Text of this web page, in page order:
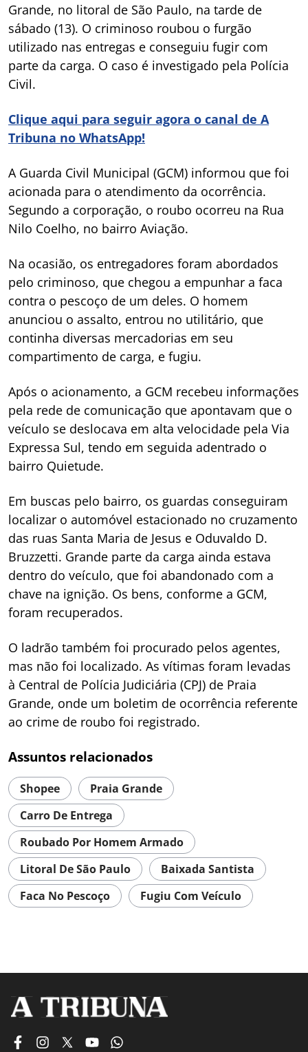
Grande, no litoral de São Paulo, na tarde de
sábado (13). O criminoso roubou o furgão
utilizado nas entregas e conseguiu fugir com
parte da carga. O caso é investigado pela Polícia
Civil.
Clique aqui para seguir agora o canal de A
Tribuna no WhatsApp!
A Guarda Civil Municipal (GCM) informou que foi
acionada para o atendimento da ocorrência.
Segundo a corporação, o roubo ocorreu na Rua
Nilo Coelho, no bairro Aviação.
Na ocasião, os entregadores foram abordados
pelo criminoso, que chegou a empunhar a faca
contra o pescoço de um deles. O homem
anunciou o assalto, entrou no utilitário, que
continha diversas mercadorias em seu
compartimento de carga, e fugiu.
Após o acionamento, a GCM recebeu informações
pela rede de comunicação que apontavam que o
veículo se deslocava em alta velocidade pela Via
Expressa Sul, tendo em seguida adentrado o
bairro Quietude.
Em buscas pelo bairro, os guardas conseguiram
localizar o automóvel estacionado no cruzamento
das ruas Santa Maria de Jesus e Oduvaldo D.
Bruzzetti. Grande parte da carga ainda estava
dentro do veículo, que foi abandonado com a
chave na ignição. Os bens, conforme a GCM,
foram recuperados.
O ladrão também foi procurado pelos agentes,
mas não foi localizado. As vítimas foram levadas
à Central de Polícia Judiciária (CPJ) de Praia
Grande, onde um boletim de ocorrência referente
ao crime de roubo foi registrado.
Assuntos relacionados
Shopee
Praia Grande
Carro De Entrega
Roubado Por Homem Armado
Litoral De São Paulo
Baixada Santista
Faca No Pescoço
Fugiu Com Veículo